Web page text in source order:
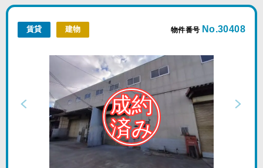
賃貸 建物 物件番号 No.30408